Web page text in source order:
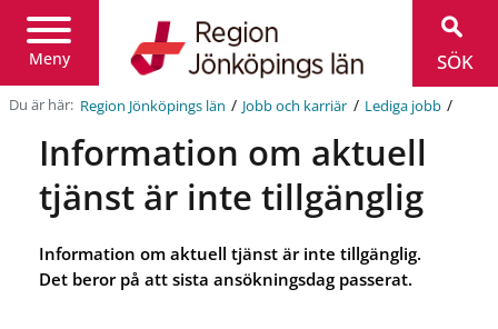
Meny
Jönköpings
län
SÖK
Du är här: Region Jönköpings län / Jobb och karriär / Lediga jobb /
Information om aktuell
tjänst är inte tillgänglig
Information om aktuell tjänst är inte tillgänglig.
Det beror på att sista ansökningsdag passerat.